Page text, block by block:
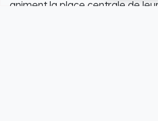
animent la place centrale de